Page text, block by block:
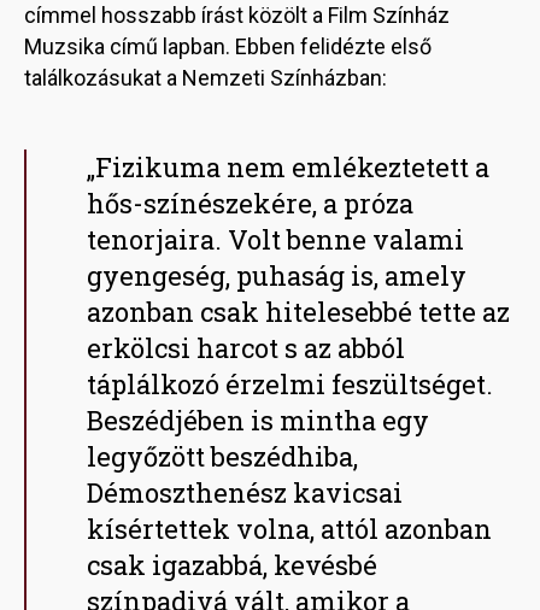
címmel hosszabb írást közölt a Film Színház
Muzsika című lapban. Ebben felidézte első
találkozásukat a Nemzeti Színházban:
„Fizikuma nem emlékeztetett a
hős-színészekére, a próza
tenorjaira. Volt benne valami
gyengeség, puhaság is, amely
azonban csak hitelesebbé tette az
erkölcsi harcot s az abból
táplálkozó érzelmi feszültséget.
Beszédjében is mintha egy
legyőzött beszédhiba,
Démoszthenész kavicsai
kísértettek volna, attól azonban
csak igazabbá, kevésbé
színpadivá vált, amikor a